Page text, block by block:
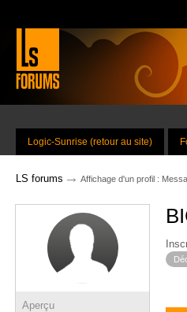
Logic-Sunrise (retour au site)
LS forums → Affichage d'un profil :
Aperçu